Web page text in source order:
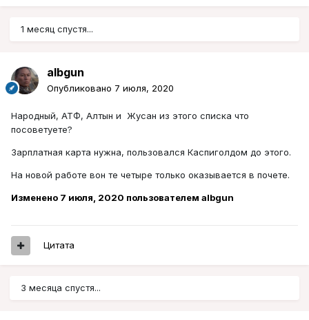
1 месяц спустя...
albgun
Опубликовано 7 июля, 2020
Народный, АТФ, Алтын и Жусан из этого списка что
посоветуете?
Зарплатная карта нужна, пользовался Каспиголдом до этого.
На новой работе вон те четыре только оказывается в почете.
Изменено 7 июля, 2020 пользователем albgun
Цитата
3 месяца спустя...